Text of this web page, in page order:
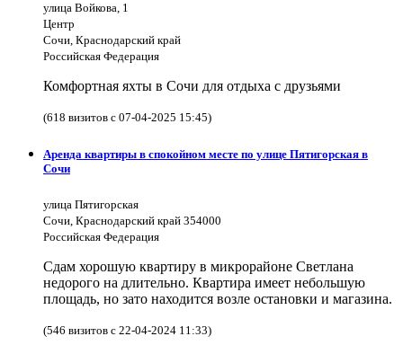
улица Войкова, 1
Центр
Сочи, Краснодарский край
Российская Федерация
Комфортная яхты в Сочи для отдыха с друзьями
(618 визитов с 07-04-2025 15:45)
Аренда квартиры в спокойном месте по улице Пятигорская в
Сочи
улица Пятигорская
Сочи, Краснодарский край 354000
Российская Федерация
Сдам хорошую квартиру в микрорайоне Светлана
недорого на длительно. Квартира имеет небольшую
площадь, но зато находится возле остановки и магазина.
(546 визитов с 22-04-2024 11:33)